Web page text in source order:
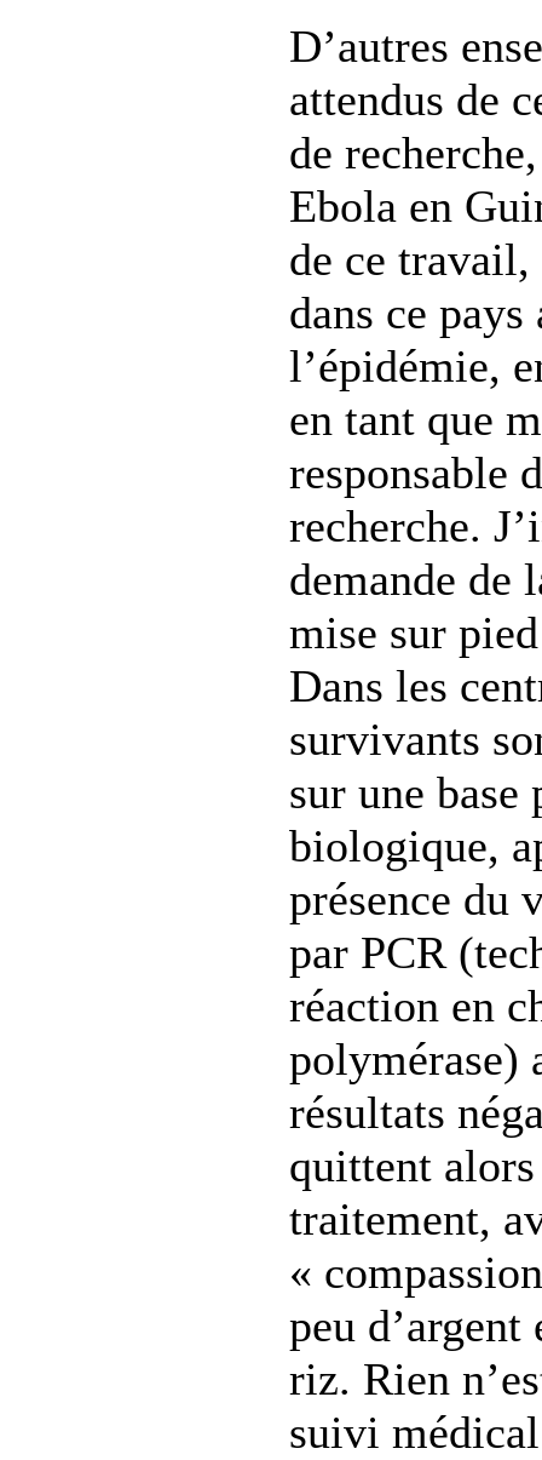
D’autres
attendus de
de
Ebola en
de ce
dans ce
l’épidémie,
en tant que
responsable
recherche.
demande de
mise sur
Dans les
survivants
sur une base
biologique,
présence du
par PCR
réaction en
polymérase)
résultats
quittent
traitement,
«
peu d’argent
riz. Rien
suivi